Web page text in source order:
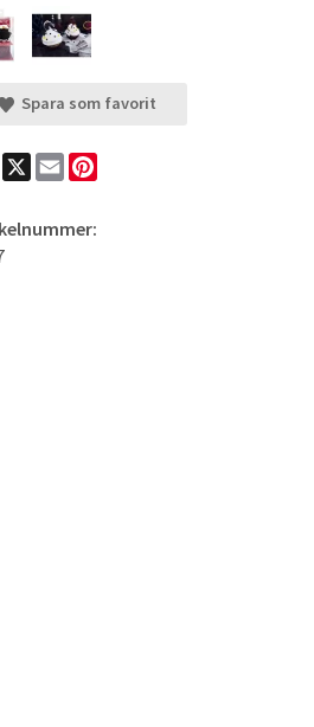
Spara som favorit
Facebook
X Email